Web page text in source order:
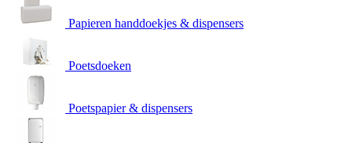
Papieren handdoekjes & dispensers
Poetsdoeken
Poetspapier & dispensers